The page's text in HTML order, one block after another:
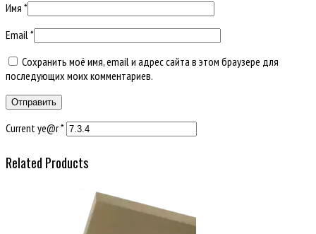
Имя *
Email*
Сохранить моё имя, email и адрес сайта в этом браузере для
последующих моих комментариев.
Current ye@r*
Related Products